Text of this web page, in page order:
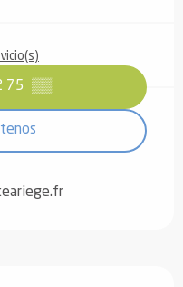
animales
75 ▒▒